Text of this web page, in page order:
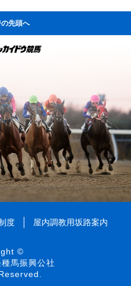
先頭へ
度 屋内調教用坂路案内
©
馬振興公社